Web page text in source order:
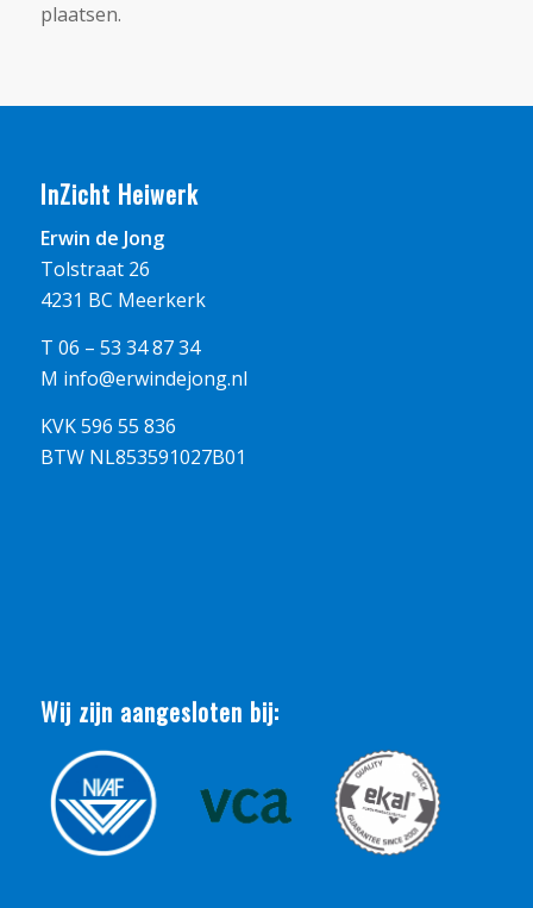
plaatsen.
InZicht Heiwerk
Erwin de Jong
Tolstraat 26
4231 BC Meerkerk
T 06 – 53 34 87 34
M info@erwindejong.nl
KVK 596 55 836
BTW NL853591027B01
Wij zijn aangesloten bij: